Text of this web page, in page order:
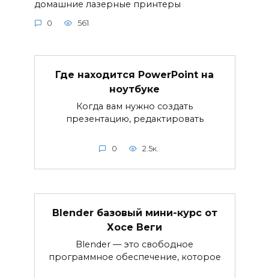
домашние лазерные принтеры
0 561
Где находится PowerPoint на
ноутбуке
Когда вам нужно создать
презентацию, редактировать
0 2.5к.
Blender базовый мини-курс от
Хосе Веги
Blender — это свободное
программное обеспечение, которое